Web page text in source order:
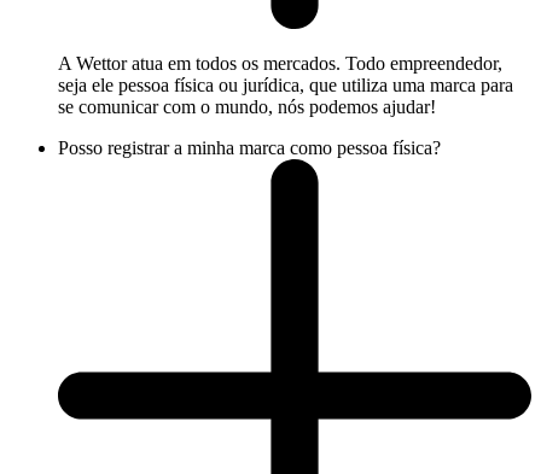
A Wettor atua em todos os mercados. Todo empreendedor,
seja ele pessoa física ou jurídica, que utiliza uma marca para
se comunicar com o mundo, nós podemos ajudar!
Posso registrar a minha marca como pessoa física?